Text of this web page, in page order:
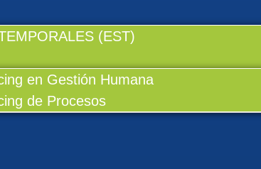
(EST)
en Gestión Humana
de Procesos